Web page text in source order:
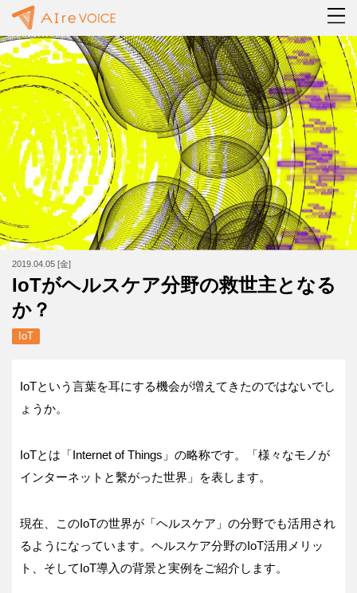
2019.04.05 [金]
IoTがヘルスケア分野の救世主となる
か？
IoT
IoTという言葉を耳にする機会が増えてきたのではないでし
ょうか。
IoTとは「Internet of Things」の略称です。「様々なモノが
インターネットと繫がった世界」を表します。
現在、このIoTの世界が「ヘルスケア」の分野でも活用され
るようになっています。ヘルスケア分野のIoT活用メリッ
ト、そしてIoT導入の背景と実例をご紹介します。